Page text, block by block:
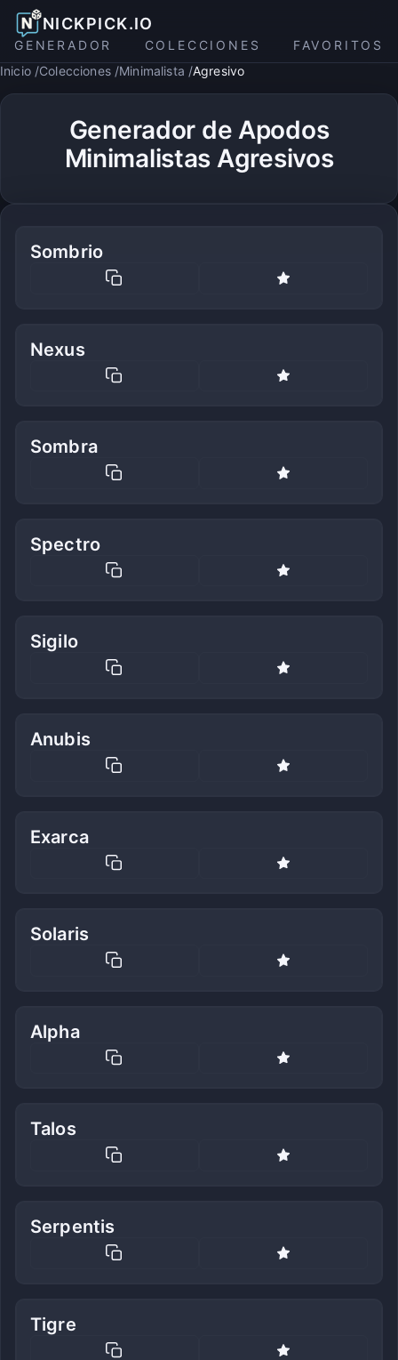
NICKPICK.IO
GENERADOR COLECCIONES
FAVORITOS
Inicio Colecciones Minimalista Agresivo
Generador de Apodos
Minimalistas Agresivos
Sombrio
Nexus
Sombra
Spectro
Sigilo
Anubis
Exarca
Solaris
Alpha
Talos
Serpentis
Tigre